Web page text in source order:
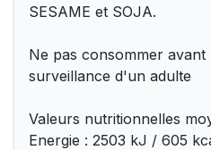
SESAME et SOJA.
Ne pas consommer
surveillance d'un adulte
Valeurs nutritionnelles
Energie : 2503 kJ / 605